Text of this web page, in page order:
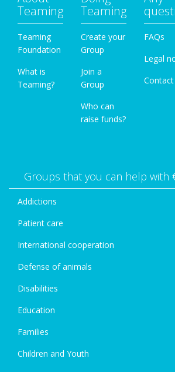
Teaming
Teaming
Foundation
What is
Teaming?
Teaming
Create your
Group
Join a
Group
Who can
raise funds?
FAQs
Legal
Groups that you can help with
Addictions
Patient care
International cooperation
Defense of animals
Disabilities
Education
Families
Children and Youth